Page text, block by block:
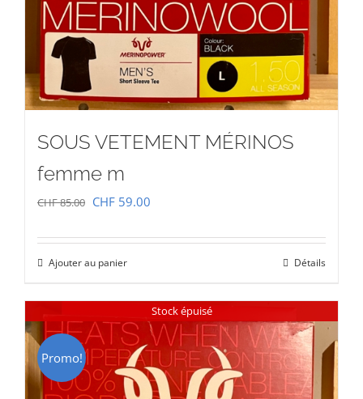
SOUS VETEMENT MÉRINOS
femme m
CHF85.00 Le
était :
CHF 85.00.
CHF 59.00
CHF 59.00.
Ajouter au panier Détails
Stock épuisé
Promo!